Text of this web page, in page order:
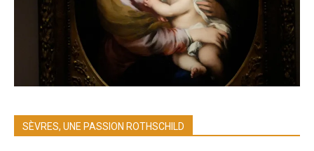
SÈVRES, UNE PASSION ROTHSCHILD